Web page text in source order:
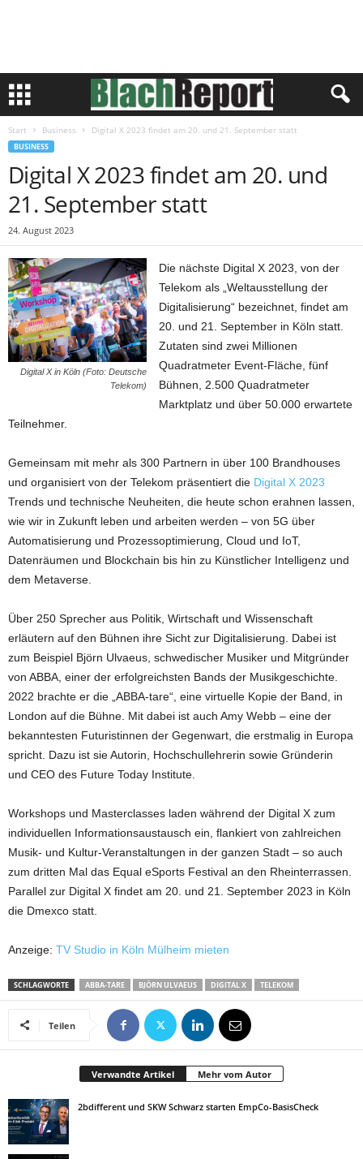
Start Business Digital X 2023 findet am 20. und 21. September statt
BUSINESS
Digital X 2023 findet am 20. und
21. September statt
24. August 2023
Digital X in Köln (Foto: Deutsche
Telekom)
Die nächste Digital X 2023, von der
Telekom als „Weltausstellung der
Digitalisierung“ bezeichnet, findet am
20. und 21. September in Köln statt.
Zutaten sind zwei Millionen
Quadratmeter Event-Fläche, fünf
Bühnen, 2.500 Quadratmeter
Marktplatz und über 50.000 erwartete
Teilnehmer.
Gemeinsam mit mehr als 300 Partnern in über 100 Brandhouses
und organisiert von der Telekom präsentiert die Digital X 2023
Trends und technische Neuheiten, die heute schon erahnen lassen,
wie wir in Zukunft leben und arbeiten werden – von 5G über
Automatisierung und Prozessoptimierung, Cloud und IoT,
Datenräumen und Blockchain bis hin zu Künstlicher Intelligenz und
dem Metaverse.
Über 250 Sprecher aus Politik, Wirtschaft und Wissenschaft
erläutern auf den Bühnen ihre Sicht zur Digitalisierung. Dabei ist
zum Beispiel Björn Ulvaeus, schwedischer Musiker und Mitgründer
von ABBA, einer der erfolgreichsten Bands der Musikgeschichte.
2022 brachte er die „ABBA-tare“, eine virtuelle Kopie der Band, in
London auf die Bühne. Mit dabei ist auch Amy Webb – eine der
bekanntesten Futuristinnen der Gegenwart, die erstmalig in Europa
spricht. Dazu ist sie Autorin, Hochschullehrerin sowie Gründerin
und CEO des Future Today Institute.
Workshops und Masterclasses laden während der Digital X zum
individuellen Informationsaustausch ein, flankiert von zahlreichen
Musik- und Kultur-Veranstaltungen in der ganzen Stadt – so auch
zum dritten Mal das Equal eSports Festival an den Rheinterrassen.
Parallel zur Digital X findet am 20. und 21. September 2023 in Köln
die Dmexco statt.
Anzeige: TV Studio in Köln Mülheim mieten
SCHLAGWORTE ABBA-TARE BJÖRN ULVAEUS DIGITAL X TELEKOM
Teilen
Verwandte Artikel Mehr vom Autor
2bdifferent und SKW Schwarz starten EmpCo-BasisCheck